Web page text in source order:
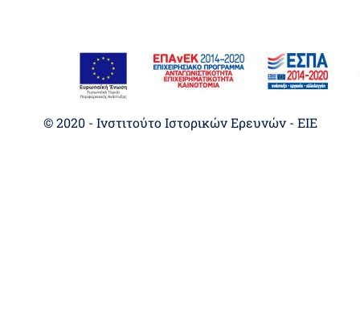
© 2020 - Ινστιτούτο Ιστορικών Ερευνών - EIE